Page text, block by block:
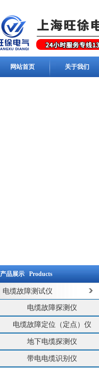
网站首页 关于我们
产品展示 Products
电缆故障测试仪
电缆故障探测仪
电缆故障定位（定点）仪
地下电缆探测仪
带电电缆识别仪